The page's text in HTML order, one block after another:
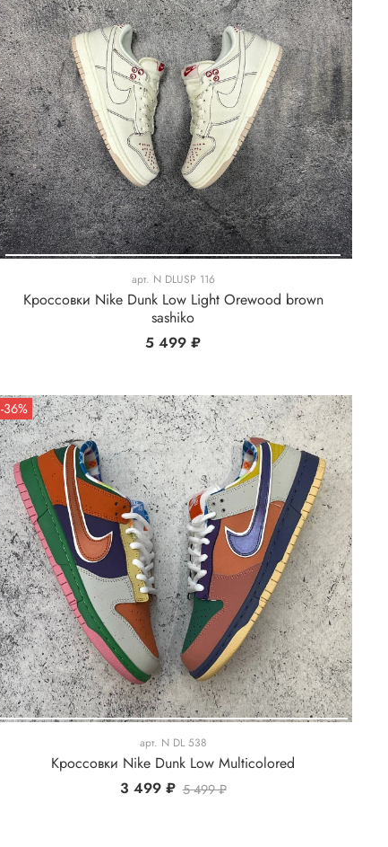
арт. N DLUSP 116
Кроссовки Nike Dunk Low Light Orewood brown
sashiko
5 499 ₽
-36%
арт. N DL 538
Кроссовки Nike Dunk Low Multicolored
3 499 ₽ 5 499 ₽